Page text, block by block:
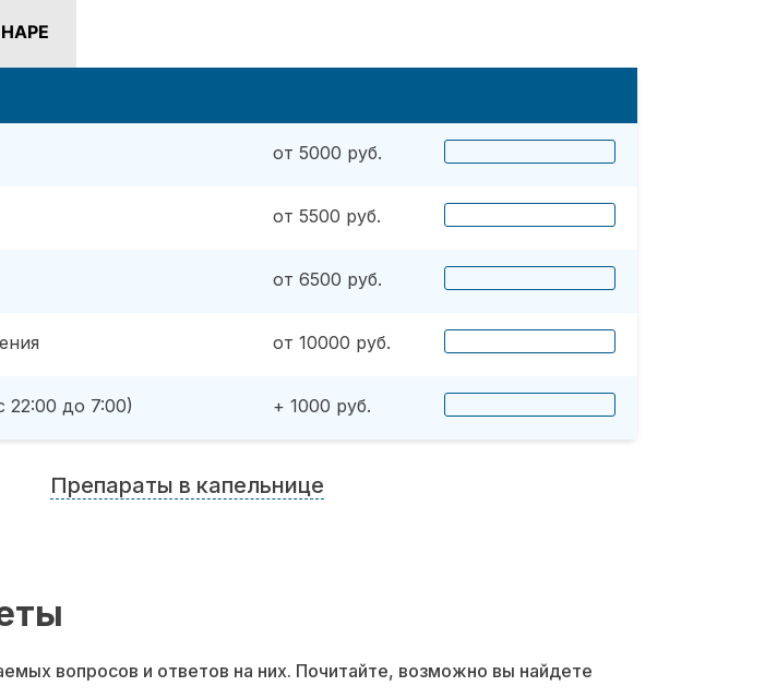
от 5000 руб.
от 5500 руб.
от 6500 руб.
от 10000 руб.
до 7:00) + 1000 руб.
Препараты в капельнице
вопросов и ответов на них. Почитайте, возможно вы найдете